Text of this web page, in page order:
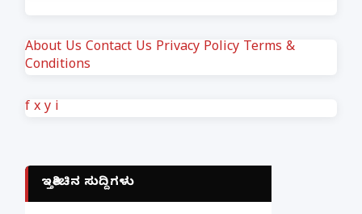
About Us Contact Us Privacy Policy Terms &
Conditions
f x y i
ಇತ್ತೀಚಿನ ಸುದ್ದಿಗಳು